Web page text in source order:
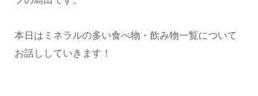
本日はミネラルの多い食べ物・飲み物一覧について
お話ししていきます！